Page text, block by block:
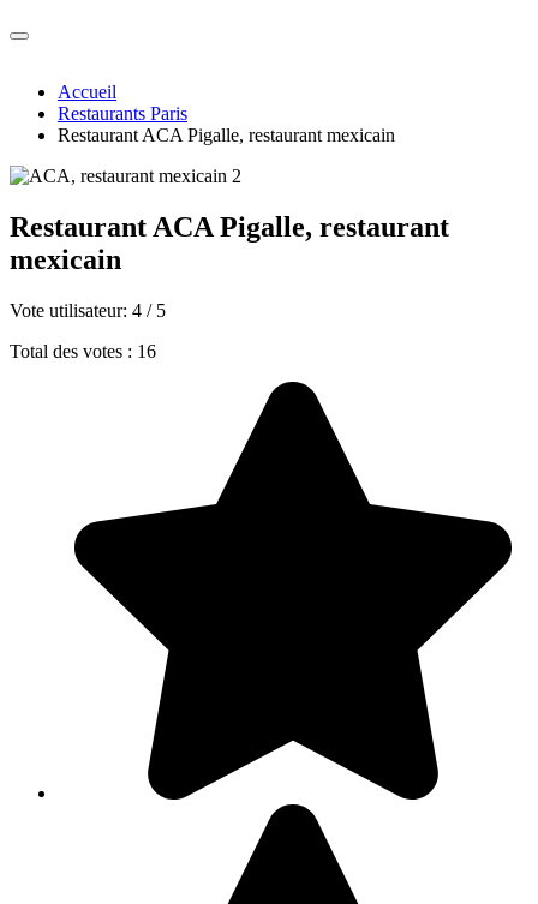
Accueil
Restaurants Paris
Restaurant ACA Pigalle, restaurant mexicain
Restaurant ACA Pigalle, restaurant
mexicain
Vote utilisateur: 4 / 5
Total des votes : 16